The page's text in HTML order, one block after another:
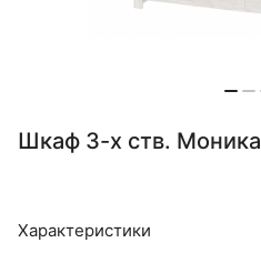
Шкаф 3-х ств. Моника
Характеристики